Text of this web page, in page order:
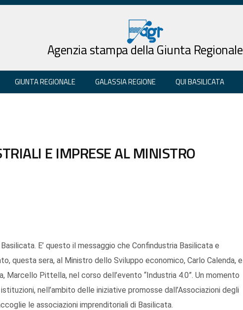
Agenzia stampa della Giunta Regionale
GIUNTA REGIONALE GALASSIA REGIONE QUI BASILICATA
E IMPRESE AL MINISTRO
E’ questo il messaggio che Confindustria Basilicata e
questa sera, al Ministro dello Sviluppo economico, Carlo Calenda, e
Marcello Pittella, nel corso dell’evento “Industria 4.0”. Un momento
nell’ambito delle iniziative promosse dall’Associazioni degli
le associazioni imprenditoriali di Basilicata.